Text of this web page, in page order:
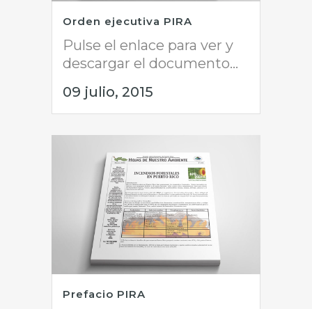
Orden ejecutiva PIRA
Pulse el enlace para ver y
descargar el documento...
09 julio, 2015
Prefacio PIRA